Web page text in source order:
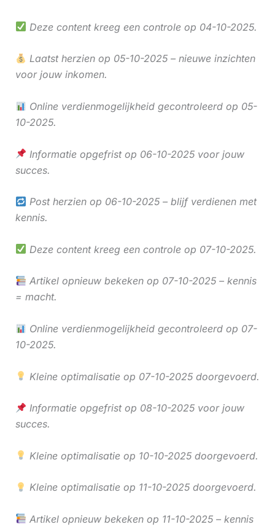
Deze content kreeg een controle op 04-10-2025.
Laatst herzien op 05-10-2025 – nieuwe inzichten
voor jouw inkomen.
Online verdienmogelijkheid gecontroleerd op 05-
10-2025.
Informatie opgefrist op 06-10-2025 voor jouw
succes.
Post herzien op 06-10-2025 – blijf verdienen met
kennis.
Deze content kreeg een controle op 07-10-2025.
Artikel opnieuw bekeken op 07-10-2025 – kennis
= macht.
Online verdienmogelijkheid gecontroleerd op 07-
10-2025.
Kleine optimalisatie op 07-10-2025 doorgevoerd.
Informatie opgefrist op 08-10-2025 voor jouw
succes.
Kleine optimalisatie op 10-10-2025 doorgevoerd.
Kleine optimalisatie op 11-10-2025 doorgevoerd.
Artikel opnieuw bekeken op 11-10-2025 – kennis